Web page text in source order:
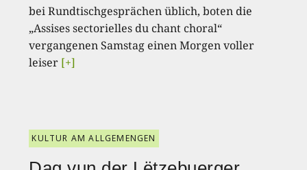
bei Rundtischgesprächen üblich, boten die
„Assises sectorielles du chant choral“
vergangenen Samstag einen Morgen voller
leiser [+]
KULTUR AM ALLGEMENGEN